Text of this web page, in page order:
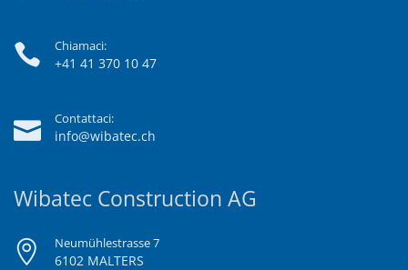
Chiamaci:
+41 41 370 10 47
Contattaci:
info@wibatec.ch
Wibatec Construction AG
Neumühlestrasse 7
6102 MALTERS